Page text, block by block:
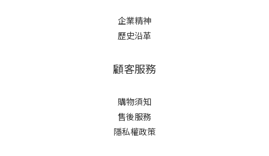
企業精神
歷史沿革
顧客服務
購物須知
售後服務
隱私權政策